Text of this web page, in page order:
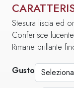
Stesura liscia ed
Conferisce
Rimane brillante
Gusto